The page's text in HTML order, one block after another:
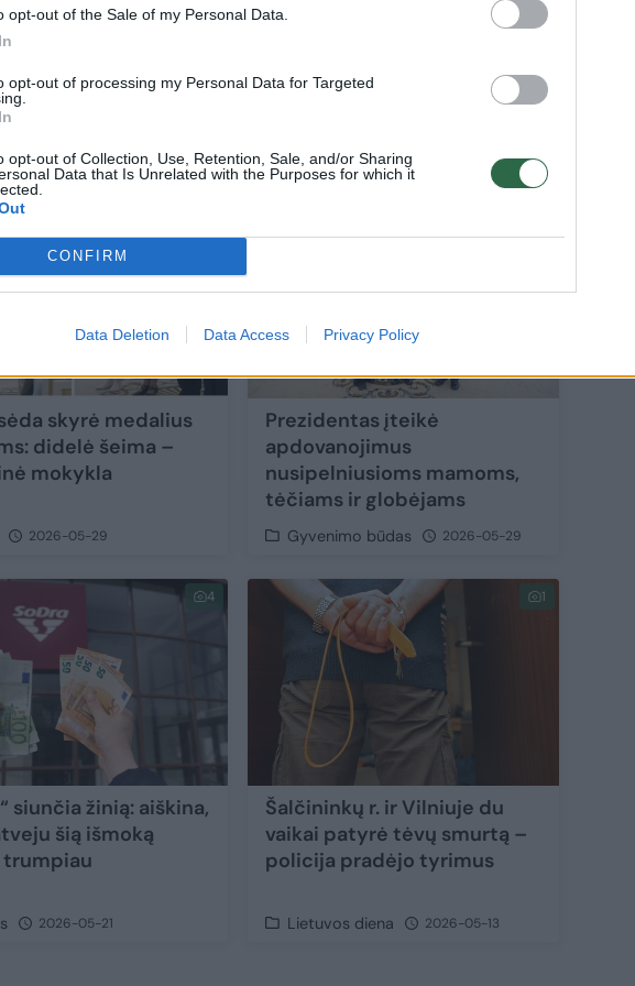
opt-out of the Sale of my Personal Data.
opt-out of processing my Personal Data for Targeted
opt-out of Collection, Use, Retention, Sale, and/or Sharing
Data that Is Unrelated with the Purposes for which it
CONFIRM
Data Deletion Data Access Privacy Policy
VSD skambina pavojaus varpais: Lietuvos
Lietuvos diena
skyrė medalius
didelė šeima –
mokykla
2026-05-29
Prezidentas įteikė
apdovanojimus
nusipelniusioms mamoms,
tėčiams ir globėjams
Gyvenimo būdas 2026-05-29
4
siunčia žinią: aiškina,
šią išmoką
trumpiau
2026-05-21
1
Šalčininkų r. ir Vilniuje du
vaikai patyrė tėvų smurtą –
policija pradėjo tyrimus
Lietuvos diena 2026-05-13